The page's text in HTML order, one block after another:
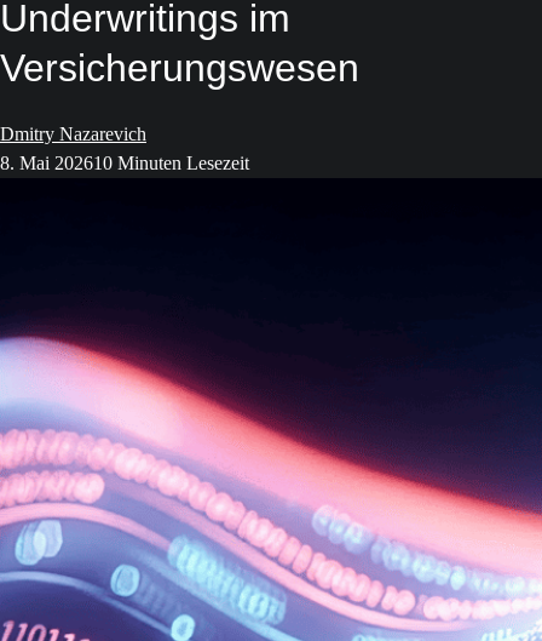
Underwritings im
Versicherungswesen
Dmitry Nazarevich
8. Mai 202610 Minuten Lesezeit